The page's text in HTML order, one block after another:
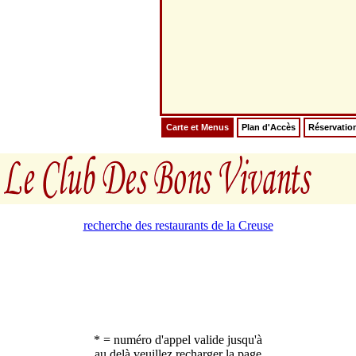
Carte et Menus Plan d'Accès
recherche des restaurants de la Creuse
* = numéro d'appel valide jusqu'à